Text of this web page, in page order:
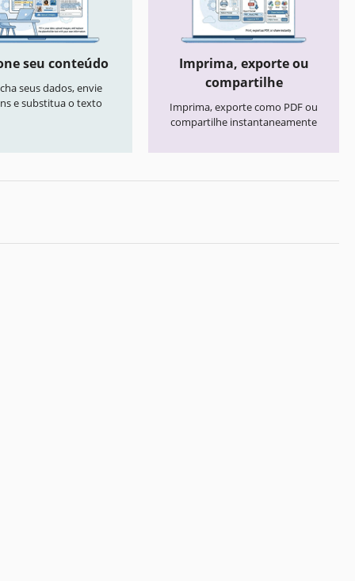
seu conteúdo
seus dados, envie
e substitua o texto
Imprima, exporte ou
compartilhe
Imprima, exporte como PDF ou
compartilhe instantaneamente